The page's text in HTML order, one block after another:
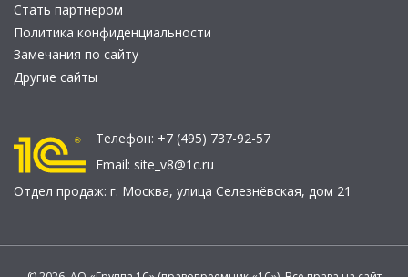
Стать партнером
Политика конфиденциальности
Замечания по сайту
Другие сайты
Телефон: +7 (495) 737-92-57
Email: site_v8@1c.ru
Отдел продаж: г. Москва, улица Селезнёвская, дом 21